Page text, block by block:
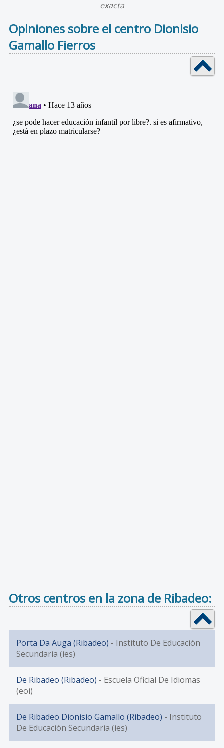
exacta
Opiniones sobre el centro Dionisio
Gamallo Fierros
Otros centros en la zona de Ribadeo:
Porta Da Auga (Ribadeo) - Instituto De Educación
Secundaria (ies)
De Ribadeo (Ribadeo) - Escuela Oficial De Idiomas
(eoi)
De Ribadeo Dionisio Gamallo (Ribadeo) - Instituto
De Educación Secundaria (ies)